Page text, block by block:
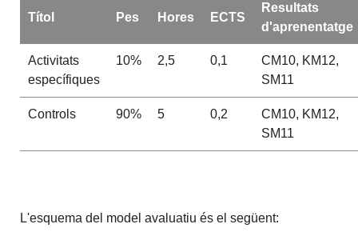
Títol Pes Hores ECTS
Resultats
d'aprenentatge
Activitats
específiques
10% 2,5 0,1
CM10, KM12,
SM11
Controls 90% 5 0,2
CM10, KM12,
SM11
L'esquema del model avaluatiu és el següent: